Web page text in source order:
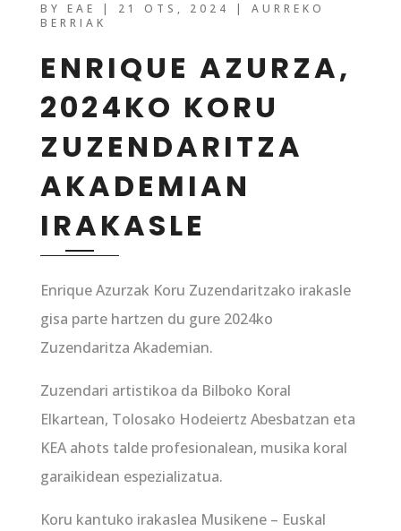
BY EAE 21 OTS, 2024
AURREKO
BERRIAK
ENRIQUE AZURZA,
2024KO KORU
ZUZENDARITZA
AKADEMIAN
IRAKASLE
Enrique Azurzak Koru Zuzendaritzako irakasle
gisa parte hartzen du gure 2024ko
Zuzendaritza Akademian.
Zuzendari artistikoa da Bilboko Koral
Elkartean, Tolosako Hodeiertz Abesbatzan eta
KEA ahots talde profesionalean, musika koral
garaikidean espezializatua.
Koru kantuko irakaslea Musikene – Euskal